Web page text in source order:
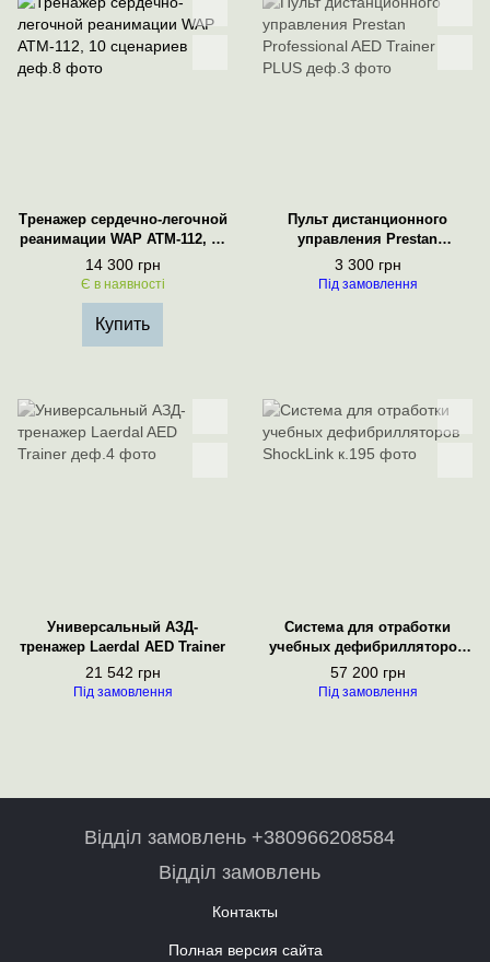
Тренажер сердечно-легочной
реанимации WAP ATM-112, 10
сценариев
14 300 грн
Є в наявності
Купить
Пульт дистанционного
управления Prestan
Professional AED Trainer
PLUS
3 300 грн
Під замовлення
Универсальный АЗД-
тренажер Laerdal AED Trainer
21 542 грн
Під замовлення
Система для отработки
учебных дефибрилляторов
ShockLink
57 200 грн
Під замовлення
Відділ замовлень +380966208584
Відділ замовлень
Контакты
Полная версия сайта